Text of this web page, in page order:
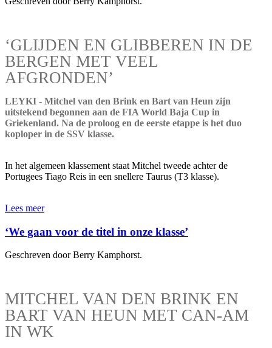
‘GLIJDEN EN GLIBBEREN IN DE
BERGEN MET VEEL
AFGRONDEN’
LEYKI - Mitchel van den Brink en Bart van Heun zijn
uitstekend begonnen aan de FIA World Baja Cup in
Griekenland. Na de proloog en de eerste etappe is het duo
koploper in de SSV klasse.
In het algemeen klassement staat Mitchel tweede achter de
Portugees Tiago Reis in een snellere Taurus (T3 klasse).
Lees meer
‘We gaan voor de titel in onze klasse’
Geschreven door Berry Kamphorst.
MITCHEL VAN DEN BRINK EN
BART VAN HEUN MET CAN-AM
IN WK